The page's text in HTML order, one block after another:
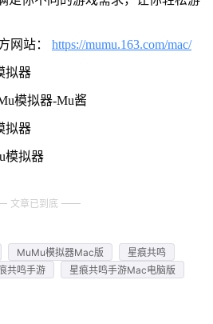
网站： https://mumu.163.com/mac/
拟器
模拟器-Mu酱
拟器
模拟器
文章已到底
MuMu模拟器Mac版
星痕共鸣
共鸣手游
星痕共鸣手游Mac电脑版